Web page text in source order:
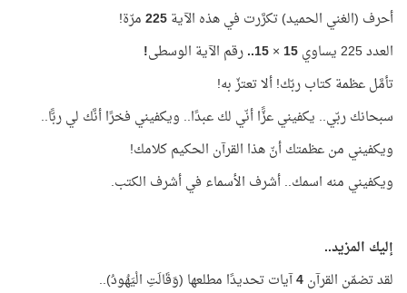
أحرف (الغني الحميد) تكرَّرت في هذه الآية225مرّة!
العدد 225 يساوي
15
×
15.. رقم الآية الوسطى!
تأمَّل عظمة كتاب ربّك! ألا تعتزّ به!
سبحانك ربّي.. يكفيني عزًّا أنّي لك عبدًا.. ويكفيني فخرًا أنَّك لي ربًّا..
ويكفيني من عظمتك أنّ هذا القرآن الحكيم كلامك!
ويكفيني منه اسمك.. أشرف الأسماء في أشرف الكتب.
إليك المزيد..
لقد تضمّن القرآن4آيات تحديدًا مطلعها (وَقَالَتِ الْيَهُودُ)..